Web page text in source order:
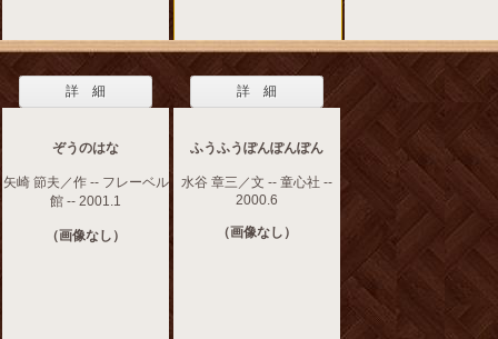
詳 細
ぞうのはな
矢崎 節夫／作 -- フレーベル
館 -- 2001.1
（画像なし）
詳 細
ふうふうぽんぽんぽん
水谷 章三／文 -- 童心社 --
2000.6
（画像なし）